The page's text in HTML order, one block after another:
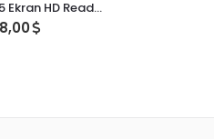
Ekran HD Ready
TV 1366 x 768